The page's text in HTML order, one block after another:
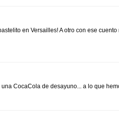
en Versailles! A otro con ese cuento
CocaCola de desayuno... a lo que